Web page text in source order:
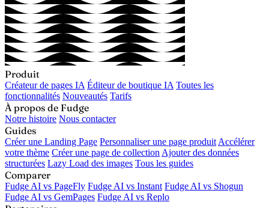
Produit
Créateur de pages IA Éditeur de boutique IA Toutes les
fonctionnalités Nouveautés Tarifs
À propos de Fudge
Notre histoire Nous contacter
Guides
Créer une Landing Page Personnaliser une page produit Accélérer
votre thème Créer une page de collection Ajouter des données
structurées Lazy Load des images Tous les guides
Comparer
Fudge AI vs PageFly Fudge AI vs Instant Fudge AI vs Shogun
Fudge AI vs GemPages Fudge AI vs Replo